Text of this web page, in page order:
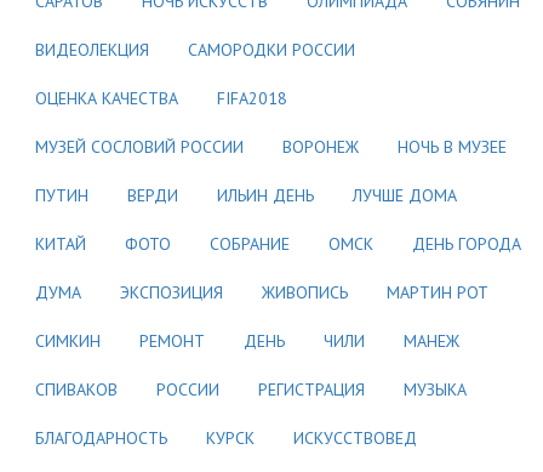
ВИДЕОЛЕКЦИЯ САМОРОДКИ РОССИИ
ОЦЕНКА КАЧЕСТВА FIFA2018
МУЗЕЙ СОСЛОВИЙ РОССИИ ВОРОНЕЖ НОЧЬ В МУЗЕЕ
ПУТИН ВЕРДИ ИЛЬИН ДЕНЬ ЛУЧШЕ ДОМА
КИТАЙ ФОТО СОБРАНИЕ ОМСК ДЕНЬ ГОРОДА
ДУМА ЭКСПОЗИЦИЯ ЖИВОПИСЬ МАРТИН РОТ
СИМКИН РЕМОНТ ДЕНЬ ЧИЛИ МАНЕЖ
СПИВАКОВ РОССИИ РЕГИСТРАЦИЯ МУЗЫКА
БЛАГОДАРНОСТЬ КУРСК ИСКУССТВОВЕД